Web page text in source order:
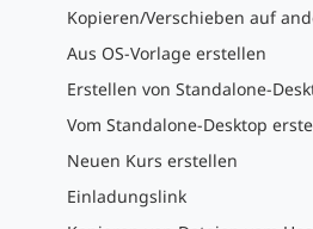
Kopieren/Verschieben auf
Aus OS-Vorlage erstellen
Erstellen von Standalone-
Vom Standalone-Desktop
Neuen Kurs erstellen
Einladungslink